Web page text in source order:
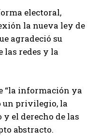
electoral,
la nueva ley de
agradeció su
las redes y la
“la información ya
un privilegio, la
el derecho de las
abstracto.